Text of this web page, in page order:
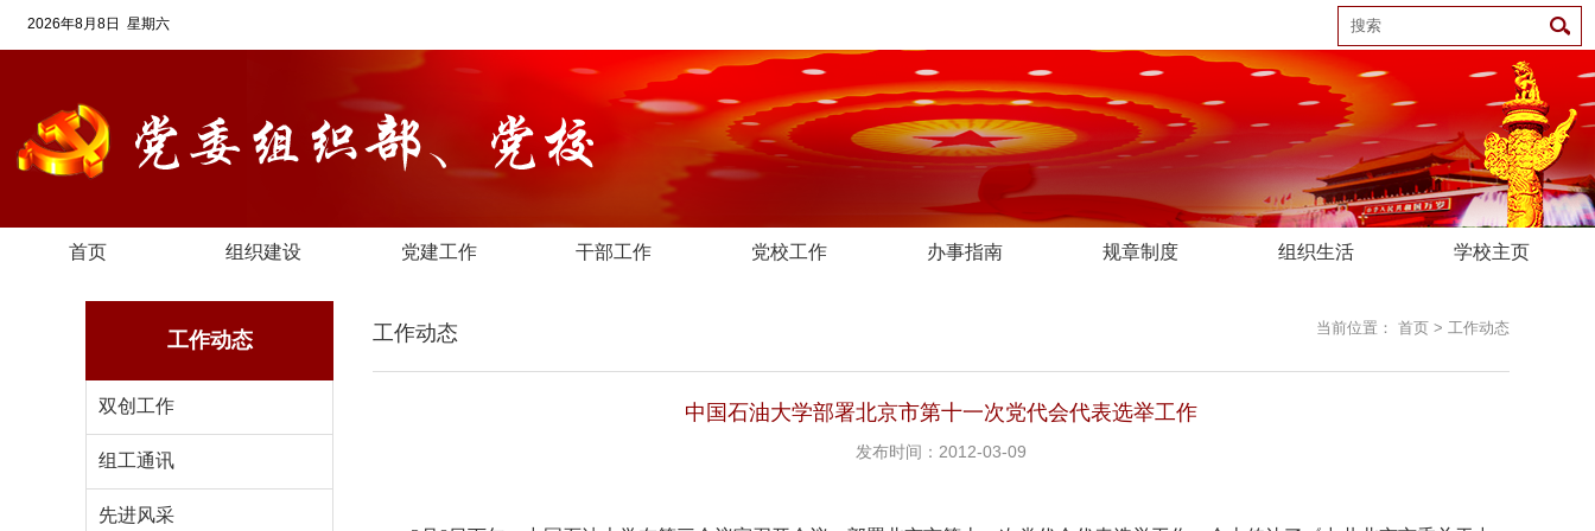
2026年8月8日 星期六
首页 组织建设 党建工作 干部工作 党校工作 办事指南 规章制度 组织生活 学校主页
工作动态
双创工作
组工通讯
先进风采
当前位置： 首页 > 工作动态
工作动态
中国石油大学部署北京市第十一次党代会代表选举工作
发布时间：2012-03-09